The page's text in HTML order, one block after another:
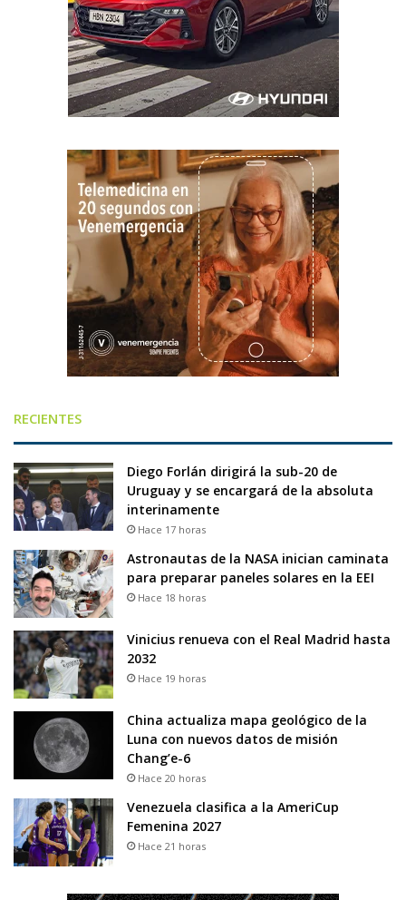
RECIENTES
Diego Forlán dirigirá la sub-20 de
Uruguay y se encargará de la absoluta
interinamente
Hace 17 horas
Astronautas de la NASA inician caminata
para preparar paneles solares en la EEI
Hace 18 horas
Vinicius renueva con el Real Madrid hasta
2032
Hace 19 horas
China actualiza mapa geológico de la
Luna con nuevos datos de misión
Chang’e-6
Hace 20 horas
Venezuela clasifica a la AmeriCup
Femenina 2027
Hace 21 horas